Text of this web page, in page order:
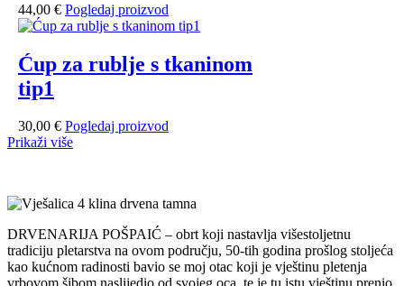
44,00 € Pogledaj proizvod
Ćup za rublje s tkaninom
tip1
30,00 € Pogledaj proizvod
Prikaži više
DRVENARIJA POŠPAIĆ – obrt koji nastavlja višestoljetnu
tradiciju pletarstva na ovom području, 50-tih godina prošlog stoljeća
kao kućnom radinosti bavio se moj otac koji je vještinu pletenja